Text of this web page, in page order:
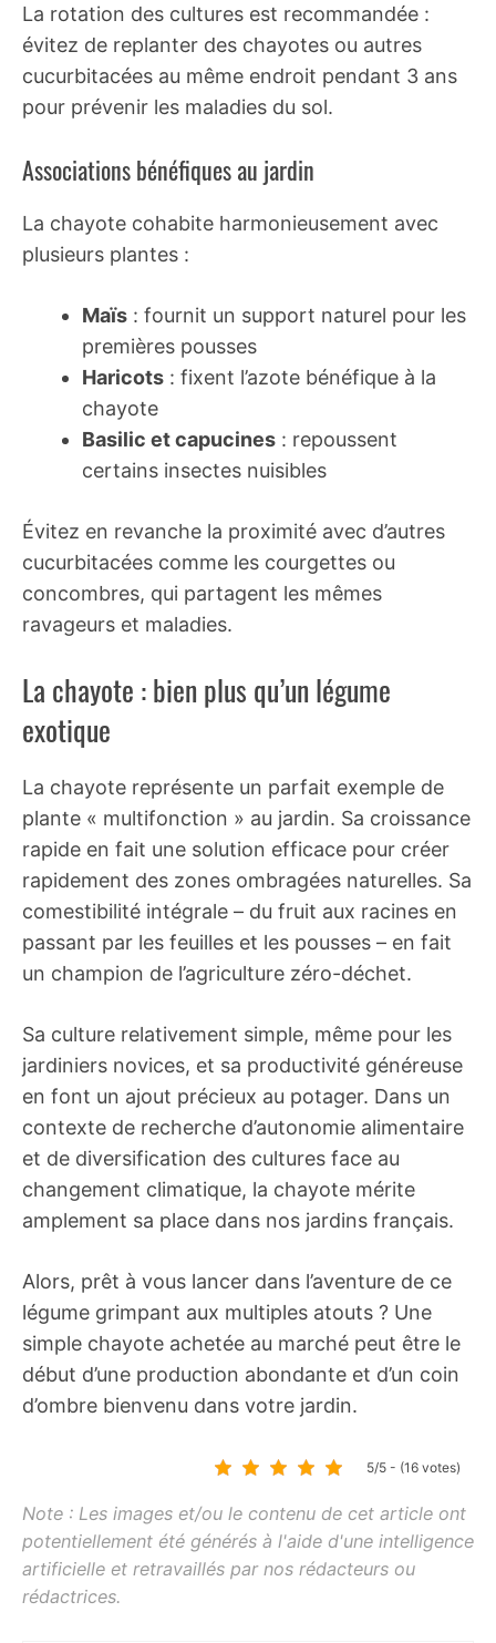
La rotation des cultures est recommandée :
évitez de replanter des chayotes ou autres
cucurbitacées au même endroit pendant 3 ans
pour prévenir les maladies du sol.
Associations bénéfiques au jardin
La chayote cohabite harmonieusement avec
plusieurs plantes :
Maïs : fournit un support naturel pour les
premières pousses
Haricots : fixent l’azote bénéfique à la
chayote
Basilic et capucines : repoussent
certains insectes nuisibles
Évitez en revanche la proximité avec d’autres
cucurbitacées comme les courgettes ou
concombres, qui partagent les mêmes
ravageurs et maladies.
La chayote : bien plus qu’un légume
exotique
La chayote représente un parfait exemple de
plante « multifonction » au jardin. Sa croissance
rapide en fait une solution efficace pour créer
rapidement des zones ombragées naturelles. Sa
comestibilité intégrale – du fruit aux racines en
passant par les feuilles et les pousses – en fait
un champion de l’agriculture zéro-déchet.
Sa culture relativement simple, même pour les
jardiniers novices, et sa productivité généreuse
en font un ajout précieux au potager. Dans un
contexte de recherche d’autonomie alimentaire
et de diversification des cultures face au
changement climatique, la chayote mérite
amplement sa place dans nos jardins français.
Alors, prêt à vous lancer dans l’aventure de ce
légume grimpant aux multiples atouts ? Une
simple chayote achetée au marché peut être le
début d’une production abondante et d’un coin
d’ombre bienvenu dans votre jardin.
5/5 - (16 votes)